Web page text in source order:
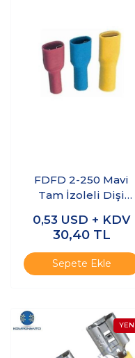
FDFD 2-250 Mavi
Tam İzoleli Dişi
Adet
0,53 USD + KDV
30,40 TL
Sepete Ekle